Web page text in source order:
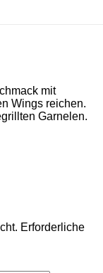
mit
Wings reichen.
Garnelen.
Erforderliche